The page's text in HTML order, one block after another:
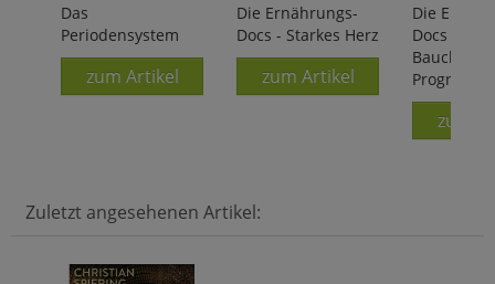
Das
Periodensystem
zum Artikel
Die Ernährungs-
Docs - Starkes Herz
zum Artikel
Die
Docs -
Bauchfett-
Programm
zum
Zuletzt angesehenen Artikel: